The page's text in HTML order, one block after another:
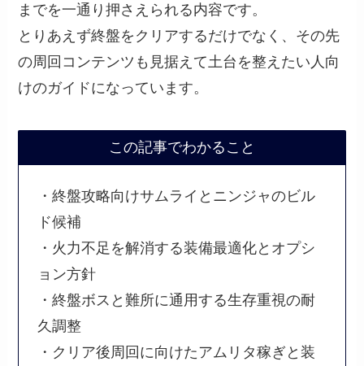
までを一通り押さえられる内容です。
とりあえず終盤をクリアするだけでなく、その先
の周回コンテンツも見据えて土台を整えたい人向
けのガイドになっています。
この記事でわかること
・終盤攻略向けサムライとニンジャのビル
ド候補
・火力不足を解消する装備最適化とオプシ
ョン方針
・終盤ボスと難所に通用する生存重視の耐
久調整
・クリア後周回に向けたアムリタ稼ぎと装